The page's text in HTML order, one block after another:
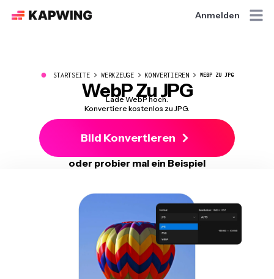
Anmelden
● STARTSEITE WERKZEUGE KONVERTIEREN WEBP ZU JPG
WebP Zu JPG
Lade WebP hoch.
Konvertiere kostenlos zu JPG.
Bild Konvertieren
oder probier mal ein Beispiel